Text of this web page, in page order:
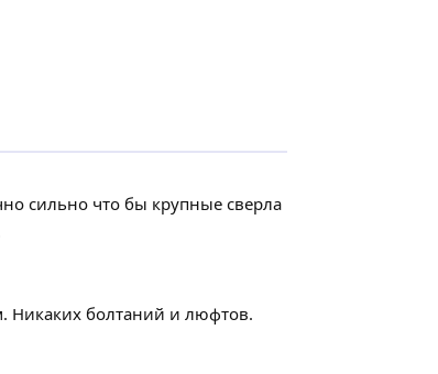
сильно что бы крупные сверла
Никаких болтаний и люфтов.